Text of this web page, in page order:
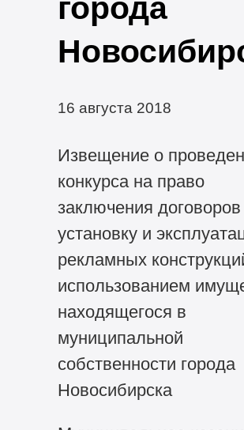
города
16 августа 2018
Извещение о
конкурса на право
заключения
установку и
рекламных
использованием
находящегося в
муниципальной
собственности города
Новосибирска